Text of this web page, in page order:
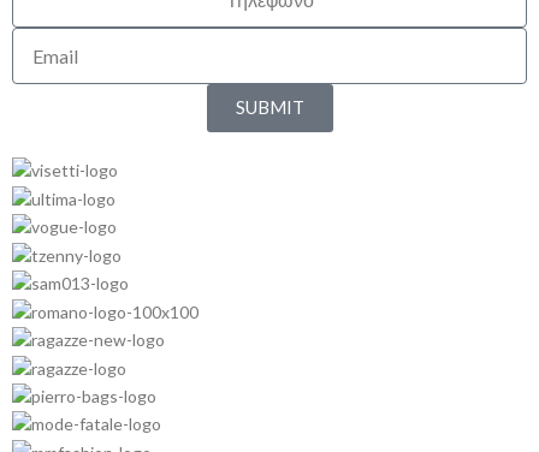
SUBMIT